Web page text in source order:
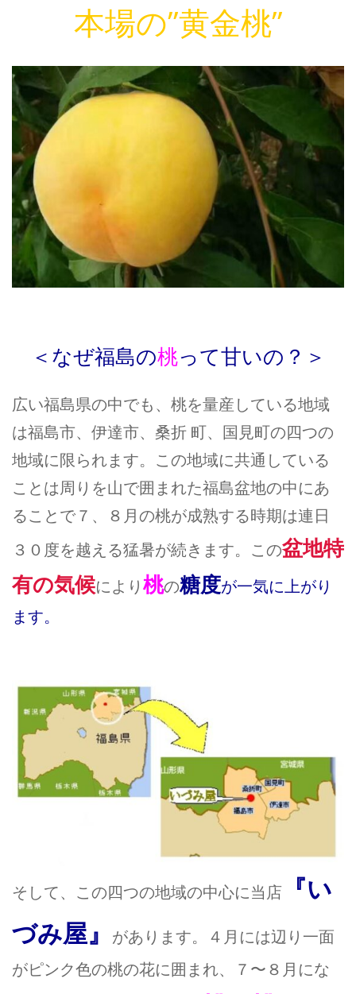
本場の”黄金桃”
＜なぜ福島の桃って甘いの？＞
広い福島県の中でも、桃を量産している地域
は福島市、伊達市、桑折 町、国見町の四つの
地域に限られます。この地域に共通している
ことは周りを山で囲まれた福島盆地の中にあ
ることで７、８月の桃が成熟する時期は連日
３０度を越える猛暑が続きます。この盆地特
有の気候により桃の糖度が一気に上がり
ます。
そして、この四つの地域の中心に当店
『い
づみ屋』
があります。４月には辺り一面
がピンク色の桃の花に囲まれ、７〜８月にな